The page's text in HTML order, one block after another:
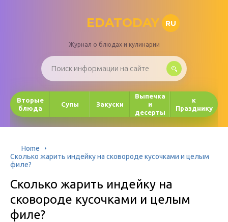
EDATODAY RU
Журнал о блюдах и кулинарии
Вторые
блюда
Супы Закуски
Выпечка
и
десерты
к
Празднику
Home
Сколько жарить индейку на сковороде кусочками и целым
филе?
Сколько жарить индейку на
сковороде кусочками и целым
филе?